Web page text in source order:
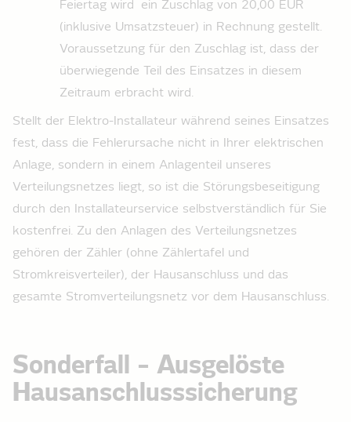
Feiertag wird ein Zuschlag von 20,00 EUR
(inklusive Umsatzsteuer) in Rechnung gestellt.
Voraussetzung für den Zuschlag ist, dass der
überwiegende Teil des Einsatzes in diesem
Zeitraum erbracht wird.
Stellt der Elektro-Installateur­ während seines Einsatzes
fest, dass die Fehlerursache nicht in Ihrer elektrischen
Anlage, sondern in einem Anlagenteil unseres
Verteilungsnetzes liegt, so ist die Störungsbeseitigung
durch den Installateur­service selbstverständlich für Sie
kostenfrei. Zu den Anlagen des Verteilungsnetzes
gehören der Zähler (ohne Zählertafel und
Stromkreisverteiler), der Hausanschluss und das
gesamte Stromverteilungsnetz vor dem Hausanschluss.
Sonderfall – Ausgelöste
Hausanschlusssicherung